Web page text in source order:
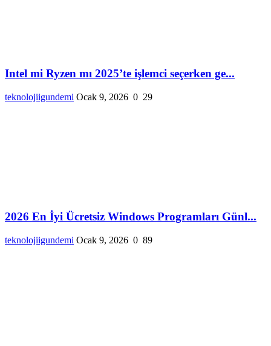
Intel mi Ryzen mı 2025’te işlemci seçerken ge...
teknolojiigundemi Ocak 9, 2026 0 29
2026 En İyi Ücretsiz Windows Programları Günl...
teknolojiigundemi Ocak 9, 2026 0 89